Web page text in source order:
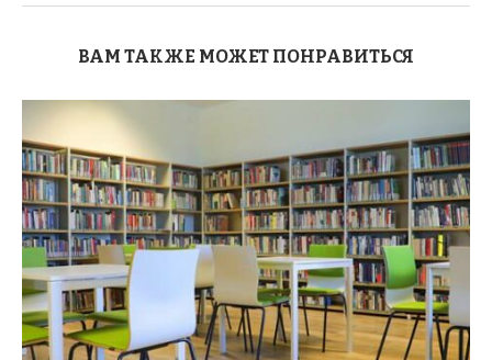
ВАМ ТАКЖЕ МОЖЕТ ПОНРАВИТЬСЯ